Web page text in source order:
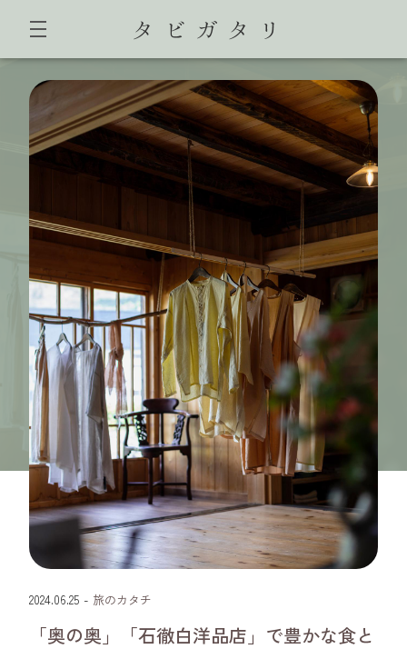
2024.06.25 - 旅のカタチ
「奥の奥」「石徹白洋品店」で豊かな食と